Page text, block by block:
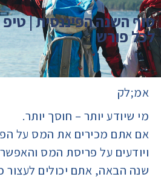
סוף השנה הפיננסית |
לכל פורש
אמ;לק
מי שיודע יותר – חוסך יותר.
אם אתם מכירים את המס על
ויודעים על פריסת המס
שנה הבאה, אתם יכולים לעצור